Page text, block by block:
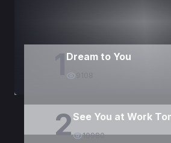
Dream to You
2See You at Work
10980